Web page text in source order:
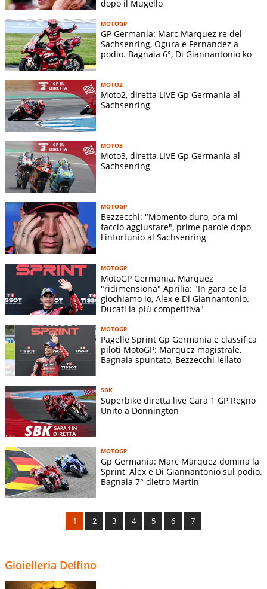
dopo il Mugello
MOTOGP
GP Germania: Marc Marquez re del
Sachsenring, Ogura e Fernandez a
podio. Bagnaia 6°, Di Giannantonio ko
MOTO2
Moto2, diretta LIVE Gp Germania al
Sachsenring
MOTO3
Moto3, diretta LIVE Gp Germania al
Sachsenring
MOTOGP
Bezzecchi: "Momento duro, ora mi
faccio aggiustare", prime parole dopo
l'infortunio al Sachsenring
MOTOGP
MotoGP Germania, Marquez
"ridimensiona" Aprilia: "In gara ce la
giochiamo io, Alex e Di Giannantonio.
Ducati la più competitiva"
MOTOGP
Pagelle Sprint Gp Germania e classifica
piloti MotoGP: Marquez magistrale,
Bagnaia spuntato, Bezzecchi iellato
SBK
Superbike diretta live Gara 1 GP Regno
Unito a Donnington
MOTOGP
Gp Germania: Marc Marquez domina la
Sprint, Alex e Di Giannantonio sul podio.
Bagnaia 7° dietro Martin
1 2 3 4 5 6 7
Gioielleria Delfino